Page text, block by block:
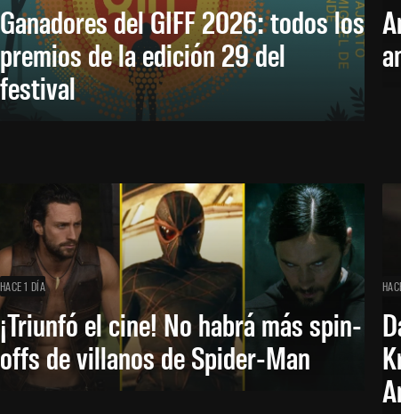
Ganadores del GIFF 2026: todos los
premios de la edición 29 del
festival
HACE 1 DÍA
¡Triunfó el cine! No habrá más spin-
offs de villanos de Spider-Man